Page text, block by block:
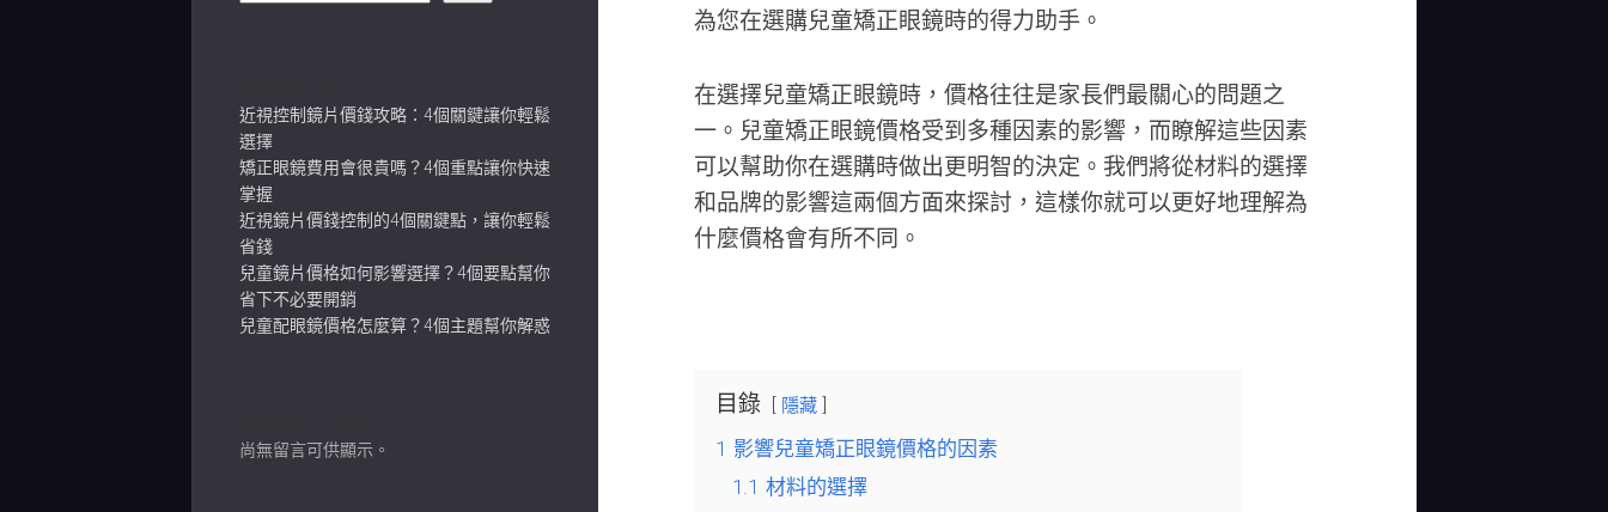
近視控制鏡片價錢攻略：4個關鍵讓你輕鬆
選擇
矯正眼鏡費用會很貴嗎？4個重點讓你快速
掌握
近視鏡片價錢控制的4個關鍵點，讓你輕鬆
省錢
兒童鏡片價格如何影響選擇？4個要點幫你
省下不必要開銷
兒童配眼鏡價格怎麼算？4個主題幫你解惑
尚無留言可供顯示。
為您在選購兒童矯正眼鏡時的得力助手。
在選擇兒童矯正眼鏡時，價格往往是家長們最關心的問題之
一。兒童矯正眼鏡價格受到多種因素的影響，而瞭解這些因素
可以幫助你在選購時做出更明智的決定。我們將從材料的選擇
和品牌的影響這兩個方面來探討，這樣你就可以更好地理解為
什麼價格會有所不同。
目錄 隱藏
1 影響兒童矯正眼鏡價格的因素
1.1 材料的選擇